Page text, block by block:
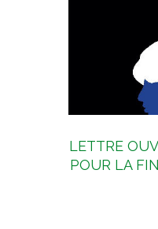
LETTRE
POUR LA